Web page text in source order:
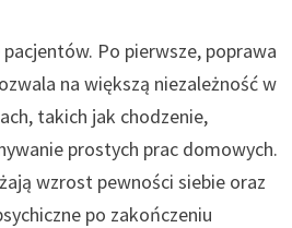
Po pierwsze, poprawa
na większą niezależność w
takich jak chodzenie,
prostych prac domowych.
wzrost pewności siebie oraz
po zakończeniu